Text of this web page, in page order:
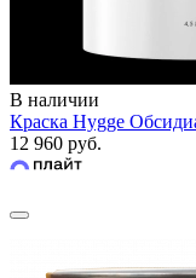
В наличии
Краска Hygge
12 960 руб.